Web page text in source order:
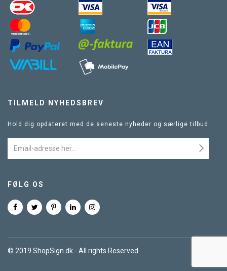
TILMELD NYHEDSBREV
Hold dig opdateret med de seneste nyheder og særlige tilbud.
FØLG OS
© 2019 ShopSign.dk - All rights Reserved